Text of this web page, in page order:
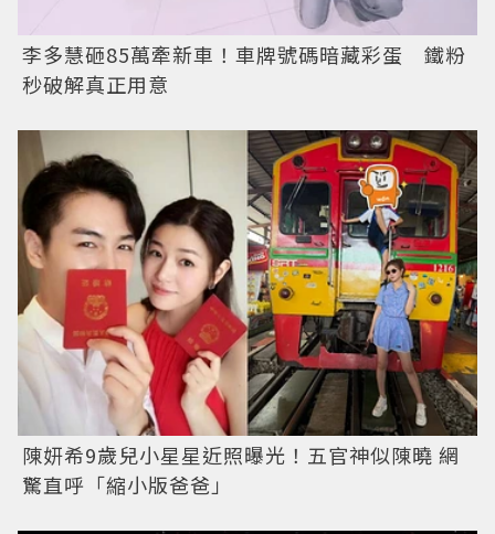
李多慧砸85萬牽新車！車牌號碼暗藏彩蛋 鐵粉
秒破解真正用意
陳妍希9歲兒小星星近照曝光！五官神似陳曉 網
驚直呼「縮小版爸爸」